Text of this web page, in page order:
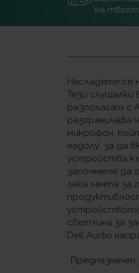
на
Насладете се
Тези
разполагат с
разграничава
микрофон,
надолу, за да
устройства
започнете да
лека лента за
устройството
светлина за
Dell Audio
Предназначен